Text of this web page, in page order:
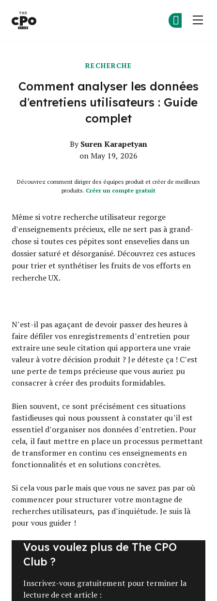
RECHERCHE
Comment analyser les données
d’entretiens utilisateurs : Guide
complet
BySuren Karapetyan
on May 19, 2026
Découvrez comment diriger des équipes produit et créer de meilleurs
produits. Créer un compte gratuit
Même si votre recherche utilisateur regorge
d’enseignements précieux, elle ne sert pas à grand-
chose si toutes ces pépites sont ensevelies dans un
dossier saturé et désorganisé. Découvrez ces astuces
pour trier et synthétiser les fruits de vos efforts en
recherche UX.
N’est-il pas agaçant de devoir passer des heures à
faire défiler vos enregistrements d’entretien pour
extraire une seule citation qui apportera une vraie
valeur à votre décision produit ? Je déteste ça ! C’est
une perte de temps précieuse que vous auriez pu
consacrer à créer des produits formidables.
Bien souvent, ce sont précisément ces situations
fastidieuses qui nous poussent à constater qu’il est
essentiel d’organiser nos données d’entretien. Pour
cela, il faut mettre en place un processus permettant
de transformer en continu ces enseignements en
fonctionnalités et en solutions concrètes.
Si cela vous parle mais que vous ne savez pas par où
commencer pour structurer votre montagne de
recherches utilisateurs, pas d’inquiétude. Je suis là
pour vous guider !
Vous voulez plus de The CPO
Club ?
Inscrivez-vous gratuitement pour terminer la
lecture de cet article :